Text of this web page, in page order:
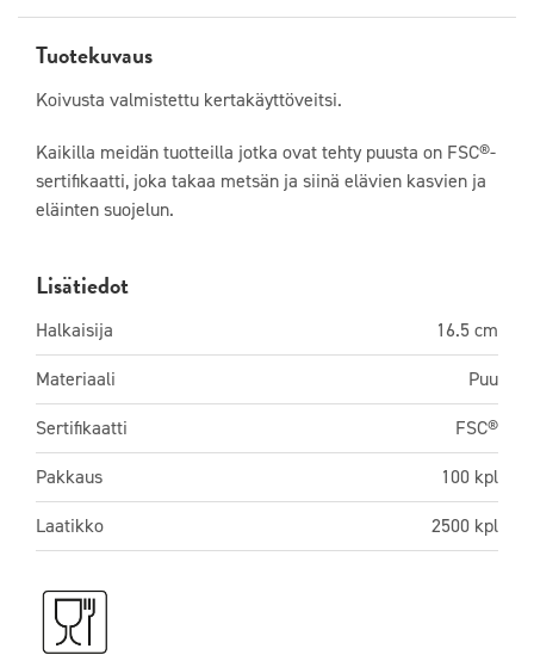
Tuotekuvaus
Koivusta valmistettu kertakäyttöveitsi.
Kaikilla meidän tuotteilla jotka ovat tehty puusta on FSC®-
sertifikaatti, joka takaa metsän ja siinä elävien kasvien ja
eläinten suojelun.
Lisätiedot
Halkaisija
16.5 cm
Materiaali
Puu
Sertifikaatti
FSC®
Pakkaus
100 kpl
Laatikko
2500 kpl